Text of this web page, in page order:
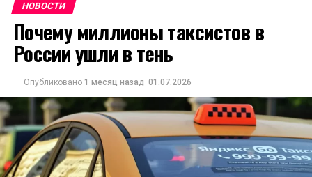
НОВОСТИ
Почему миллионы таксистов в
России ушли в тень
Опубликовано 1 месяц назад 01.07.2026